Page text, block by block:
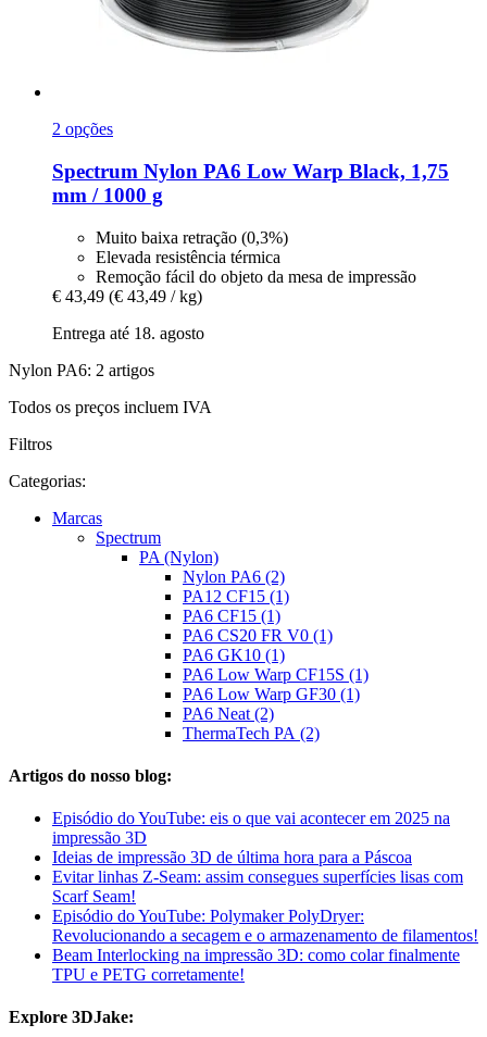
2 opções
Spectrum Nylon PA6 Low Warp Black, 1,75
mm / 1000 g
Muito baixa retração (0,3%)
Elevada resistência térmica
Remoção fácil do objeto da mesa de impressão
€ 43,49 (€ 43,49 / kg)
Entrega até 18. agosto
Nylon PA6: 2 artigos
Todos os preços incluem IVA
Filtros
Categorias:
Marcas
Spectrum
PA (Nylon)
Nylon PA6 (2)
PA12 CF15 (1)
PA6 CF15 (1)
PA6 CS20 FR V0 (1)
PA6 GK10 (1)
PA6 Low Warp CF15S (1)
PA6 Low Warp GF30 (1)
PA6 Neat (2)
ThermaTech PA (2)
Artigos do nosso blog:
Episódio do YouTube: eis o que vai acontecer em 2025 na
impressão 3D
Ideias de impressão 3D de última hora para a Páscoa
Evitar linhas Z-Seam: assim consegues superfícies lisas com
Scarf Seam!
Episódio do YouTube: Polymaker PolyDryer:
Revolucionando a secagem e o armazenamento de filamentos!
Beam Interlocking na impressão 3D: como colar finalmente
TPU e PETG corretamente!
Explore 3DJake: